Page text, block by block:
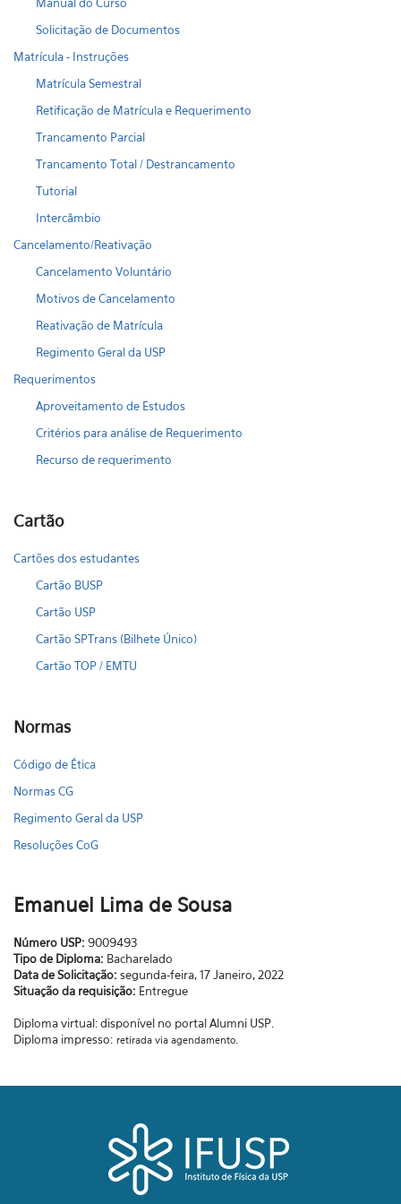
Solicitação de Documentos
Matrícula - Instruções
Matrícula Semestral
Retificação de Matrícula e Requerimento
Trancamento Parcial
Trancamento Total / Destrancamento
Tutorial
Intercâmbio
Cancelamento/Reativação
Cancelamento Voluntário
Motivos de Cancelamento
Reativação de Matrícula
Regimento Geral da USP
Requerimentos
Aproveitamento de Estudos
Critérios para análise de Requerimento
Recurso de requerimento
Cartão
Cartões dos estudantes
Cartão BUSP
Cartão USP
Cartão SPTrans (Bilhete Único)
Cartão TOP / EMTU
Normas
Código de Ética
Normas CG
Regimento Geral da USP
Resoluções CoG
Emanuel Lima de Sousa
Número USP: 9009493
Tipo de Diploma: Bacharelado
Data de Solicitação: segunda-feira, 17 Janeiro, 2022
Situação da requisição: Entregue
Diploma virtual: disponível no portal Alumni USP.
Diploma impresso: retirada via agendamento.